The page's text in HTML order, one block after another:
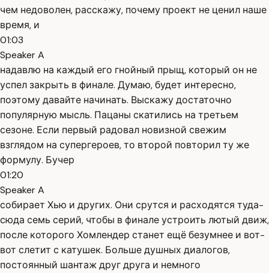
чем недоволен, расскажу, почему проект не ценил наше
время, и
01:03
Speaker A
надавлю на каждый его гнойный прыщ, который он не
успел закрыть в финале. Думаю, будет интересно,
поэтому давайте начинать. Выскажу достаточно
популярную мысль. Пацаны скатились на третьем
сезоне. Если первый радовал новизной свежим
взглядом на супергероев, то второй повторил ту же
формулу. Бучер
01:20
Speaker A
собирает Хью и других. Они срутся и расходятся туда-
сюда семь серий, чтобы в финале устроить лютый движ,
после которого Хомлендер станет ещё безумнее и вот-
вот слетит с катушек. Больше душных диалогов,
постоянный шантаж друг друга и немного